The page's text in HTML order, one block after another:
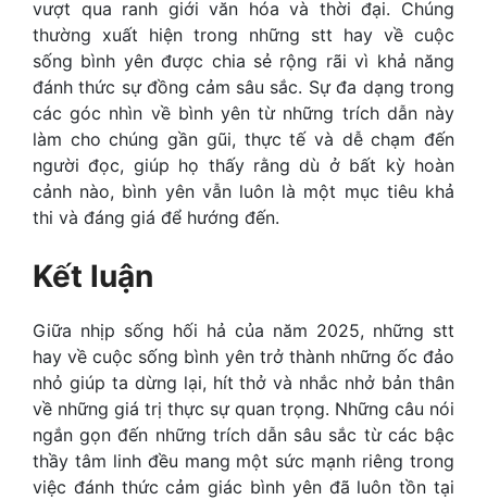
vượt qua ranh giới văn hóa và thời đại. Chúng
thường xuất hiện trong những stt hay về cuộc
sống bình yên được chia sẻ rộng rãi vì khả năng
đánh thức sự đồng cảm sâu sắc. Sự đa dạng trong
các góc nhìn về bình yên từ những trích dẫn này
làm cho chúng gần gũi, thực tế và dễ chạm đến
người đọc, giúp họ thấy rằng dù ở bất kỳ hoàn
cảnh nào, bình yên vẫn luôn là một mục tiêu khả
thi và đáng giá để hướng đến.
Kết luận
Giữa nhịp sống hối hả của năm 2025, những stt
hay về cuộc sống bình yên trở thành những ốc đảo
nhỏ giúp ta dừng lại, hít thở và nhắc nhở bản thân
về những giá trị thực sự quan trọng. Những câu nói
ngắn gọn đến những trích dẫn sâu sắc từ các bậc
thầy tâm linh đều mang một sức mạnh riêng trong
việc đánh thức cảm giác bình yên đã luôn tồn tại